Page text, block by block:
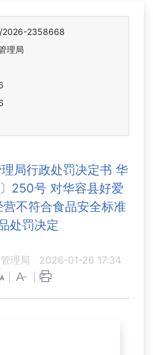
2026-2358668
理局
局行政处罚决定书 华
250号 对华容县好爱
不符合食品安全标准
处罚决定
理局
2026-01-26 17:34